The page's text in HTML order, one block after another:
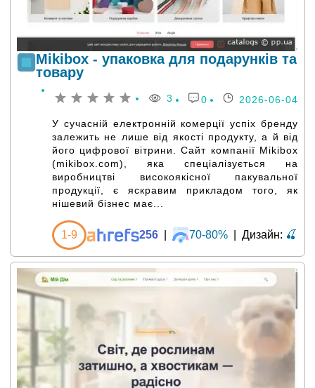
Mikibox - упаковка для подарунків та
товару
3 0 2026-06-04
У сучасній електронній комерції успіх бренду
залежить не лише від якості продукту, а й від
його цифрової вітрини. Сайт компанії Mikibox
(mikibox.com), яка спеціалізується на
виробництві високоякісної пакувальної
продукції, є яскравим прикладом того, як
нішевий бізнес має...
1-9 256| 70-80%| Дизайн: 🍒